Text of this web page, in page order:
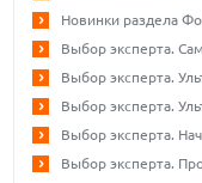
Новинки раздела
Выбор эксперта.
Выбор эксперта.
Выбор эксперта.
Выбор эксперта.
Выбор эксперта.